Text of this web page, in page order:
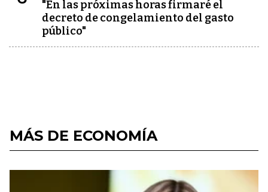
"En las próximas horas firmaré el
decreto de congelamiento del gasto
público"
MÁS DE ECONOMÍA